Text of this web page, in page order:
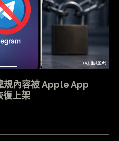
內容被 Apple App
復上架